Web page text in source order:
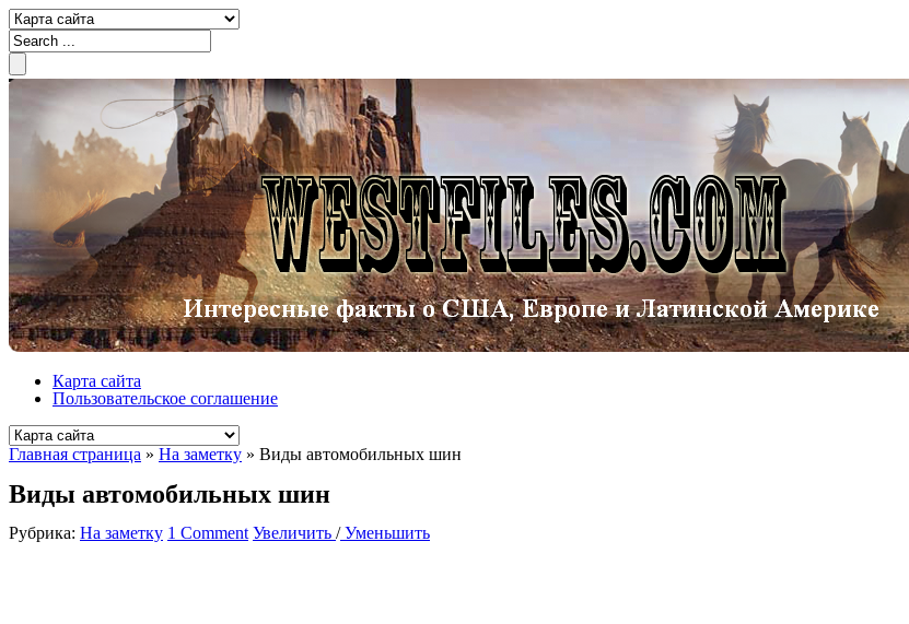
Карта сайта
Пользовательское соглашение
Главная страница » На заметку » Виды автомобильных шин
Виды автомобильных шин
Рубрика: На заметку 1 Comment Увеличить /Уменьшить